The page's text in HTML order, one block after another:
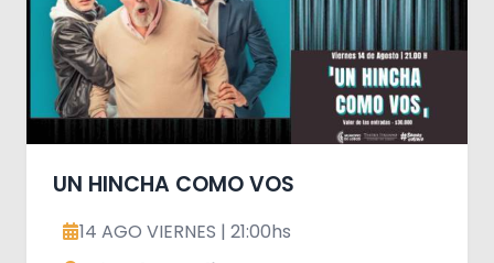
UN HINCHA COMO VOS
14 AGO VIERNES | 21:00hs